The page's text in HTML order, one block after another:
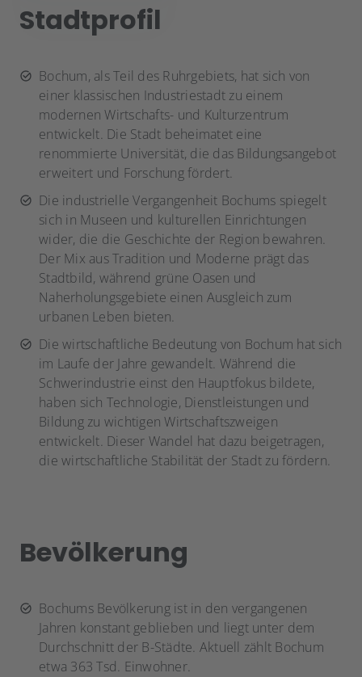
Stadtprofil
Bochum, als Teil des Ruhrgebiets, hat sich von
einer klassischen Industriestadt zu einem
modernen Wirtschafts- und Kulturzentrum
entwickelt. Die Stadt beheimatet eine
renommierte Universität, die das Bildungsangebot
erweitert und Forschung fördert.
Die industrielle Vergangenheit Bochums spiegelt
sich in Museen und kulturellen Einrichtungen
wider, die die Geschichte der Region bewahren.
Der Mix aus Tradition und Moderne prägt das
Stadtbild, während grüne Oasen und
Naherholungsgebiete einen Ausgleich zum
urbanen Leben bieten.
Die wirtschaftliche Bedeutung von Bochum hat sich
im Laufe der Jahre gewandelt. Während die
Schwerindustrie einst den Hauptfokus bildete,
haben sich Technologie, Dienstleistungen und
Bildung zu wichtigen Wirtschaftszweigen
entwickelt. Dieser Wandel hat dazu beigetragen,
die wirtschaftliche Stabilität der Stadt zu fördern.
Bevölkerung
Bochums Bevölkerung ist in den vergangenen
Jahren konstant geblieben und liegt unter dem
Durchschnitt der B-Städte. Aktuell zählt Bochum
etwa 363 Tsd. Einwohner.